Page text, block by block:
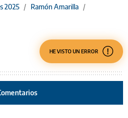
2025 / Ramón Amarilla /
HE VISTO UN ERROR